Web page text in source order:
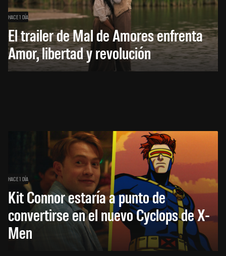
HACE 1 DÍA
El trailer de Mal de Amores enfrenta
Amor, libertad y revolución
HACE 1 DÍA
Kit Connor estaría a punto de
convertirse en el nuevo Cyclops de X-
Men